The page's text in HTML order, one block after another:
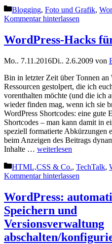
Kategorien
Blogging, Foto und Grafik,
Kommentar hinterlassen
WordPress-Hacks
Mo.. 7.11.2016Di.. 2.6.2009 von
Bin in letzter Zeit über Tonnen an
Ressourcen gestolpert, die ich
vorenthalten möchte (und die ich
wieder finden mag, wenn ich sie
WordPress Shortcodes: eine gute
Shortcodes – man kann damit in
speziell formatierte Abkürzungen
beim Anzeigen des Beitrags
Inhalte … weiterlesen
Kategorien
HTML,CSS & Co., TechTalk,
Kommentar hinterlassen
WordPress:
Speichern und
Versionsverwaltung
abschalten/